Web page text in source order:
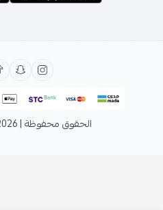
الحقوق محفوظة | 2026